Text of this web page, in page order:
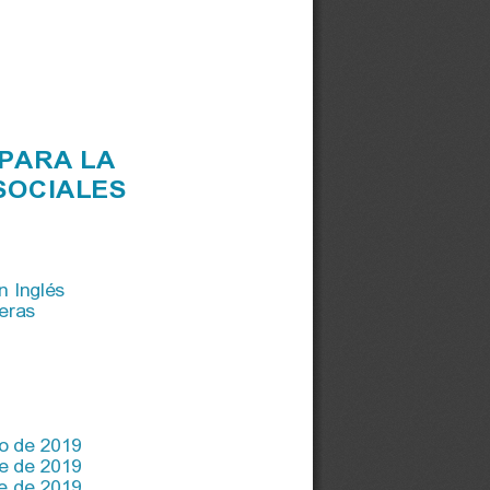
LA
ES
Inglés
de 2019
de 2019
de 2019